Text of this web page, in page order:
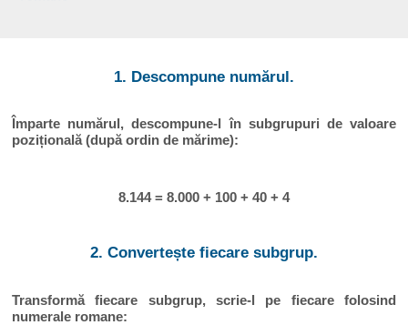
1. Descompune numărul.
Împarte numărul, descompune-l în subgrupuri de valoare
pozițională (după ordin de mărime):
8.144 = 8.000 + 100 + 40 + 4
2. Convertește fiecare subgrup.
Transformă fiecare subgrup, scrie-l pe fiecare folosind
numerale romane: